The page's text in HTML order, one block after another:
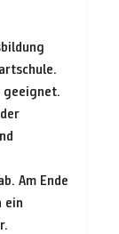
Am Ende
ein